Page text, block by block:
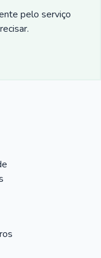
pelo serviço